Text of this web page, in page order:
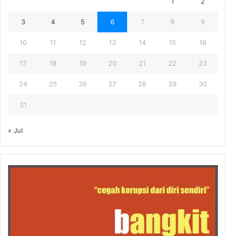
3 4 5 6 7 8 9
10 11 12 13 14 15 16
17 18 19 20 21 22 23
24 25 26 27 28 29 30
31
« Jul